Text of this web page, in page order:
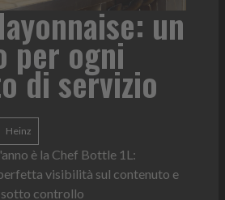
un
per ogni
di servizio
Heinz
è la Chef Bottle 1L:
visibilità sul contenuto e
sotto controllo